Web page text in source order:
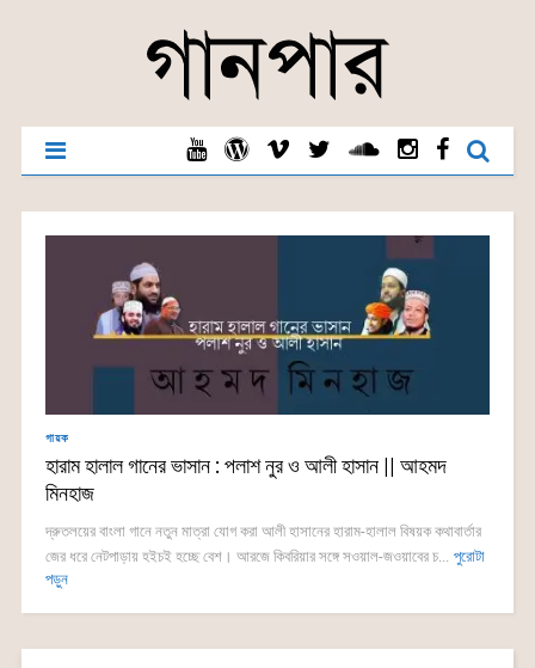
গায়ক
হারাম হালাল গানের ভাসান : পলাশ নুর ও আলী হাসান || আহমদ
মিনহাজ
দ্রুতলয়ের বাংলা গানে নতুন মাত্রা যোগ করা আলী হাসানের হারাম-হালাল বিষয়ক কথাবার্তার
জের ধরে নেটপাড়ায় হইচই হচ্ছে বেশ। আরজে কিবরিয়ার সঙ্গে সওয়াল-জওয়াবের চ... পুরোটা
পড়ুন